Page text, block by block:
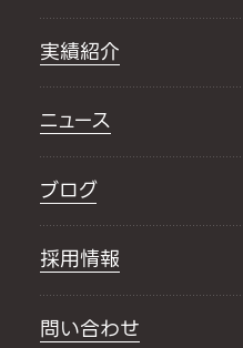
実績紹介
ニュース
ブログ
採用情報
問い合わせ